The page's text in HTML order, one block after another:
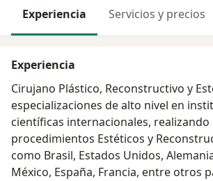
Experiencia Servicios y precios
Experiencia
Cirujano Plástico, Reconstructivo y
especializaciones de alto nivel en
científicas internacionales,
procedimientos Estéticos y
como Brasil, Estados Unidos,
México, España, Francia, entre otros